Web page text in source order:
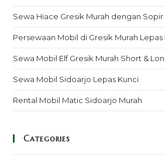
Sewa Hiace Gresik Murah dengan Sopir
Persewaan Mobil di Gresik Murah
Sewa Mobil Elf Gresik Murah Short &
Sewa Mobil Sidoarjo Lepas Kunci
Rental Mobil Matic Sidoarjo Murah
Categories